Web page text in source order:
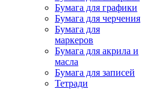
Бумага для графики
Бумага для черчения
Бумага для
маркеров
Бумага для акрила и
масла
Бумага для записей
Тетради